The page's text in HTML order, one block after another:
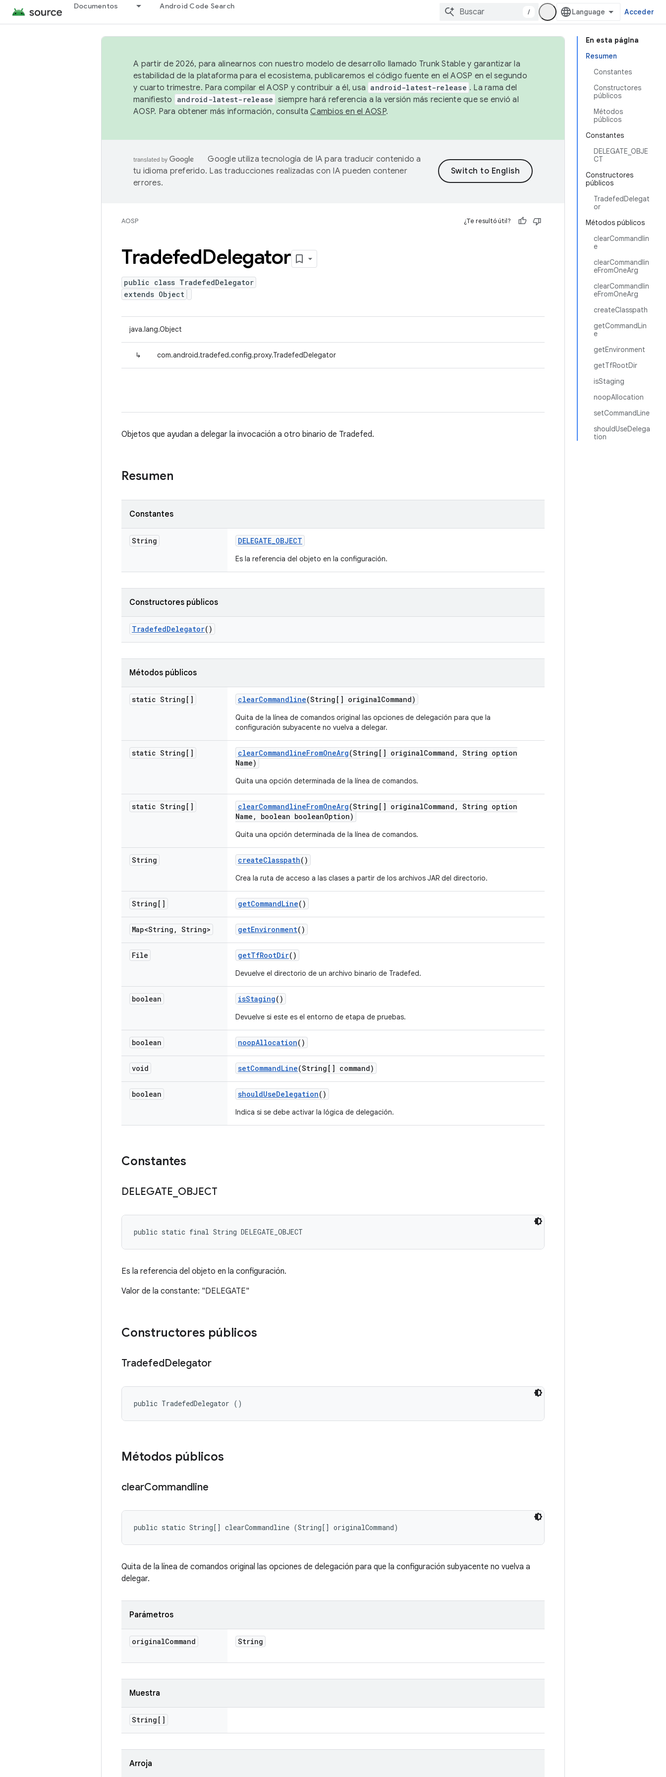
Documentos Android Code Search
/ Acceder
En esta página
Resumen
Constantes
Constructores
públicos
Métodos
públicos
Constantes
DELEGATE_OBJE
CT
Constructores
públicos
TradefedDelegat
or
Métodos públicos
clearCommandlin
e
clearCommandlin
eFromOneArg
clearCommandlin
eFromOneArg
createClasspath
getCommandLin
e
getEnvironment
getTfRootDir
isStaging
noopAllocation
setCommandLine
shouldUseDelega
tion
A partir de 2026, para alinearnos con nuestro modelo de desarrollo llamado Trunk Stable y garantizar la
estabilidad de la plataforma para el ecosistema, publicaremos el código fuente en el AOSP en el segundo
y cuarto trimestre. Para compilar el AOSP y contribuir a él, usa android-latest-release . La rama del
manifiesto
android-latest-release siempre hará referencia a la versión más reciente que se envió al
AOSP. Para obtener más información, consultaCambios en el AOSP.
Google utiliza tecnología de IA para traducir contenido a
tu idioma preferido. Las traducciones realizadas con IA pueden contener
errores.
AOSP ¿Te resultó útil?
TradefedDelegator
public class TradefedDelegator
extends Object
java.lang.Object
↳ com.android.tradefed.config.proxy.TradefedDelegator
Objetos que ayudan a delegar la invocación a otro binario de Tradefed.
Resumen
Constantes
String DELEGATE_OBJECT
Es la referencia del objeto en la configuración.
Constructores públicos
TradefedDelegator()
Métodos públicos
static String[] clearCommandline(String[] originalCommand)
Quita de la línea de comandos original las opciones de delegación para que la
configuración subyacente no vuelva a delegar.
static String[] clearCommandlineFromOneArg(String[] originalCommand , String option
Name)
Quita una opción determinada de la línea de comandos.
static String[] clearCommandlineFromOneArg(String[] originalCommand , String option
Name , boolean booleanOption)
Quita una opción determinada de la línea de comandos.
String createClasspath()
Crea la ruta de acceso a las clases a partir de los archivos JAR del directorio.
String[] getCommandLine()
Map<String , String> getEnvironment()
File getTfRootDir()
Devuelve el directorio de un archivo binario de Tradefed.
boolean isStaging()
Devuelve si este es el entorno de etapa de pruebas.
boolean noopAllocation()
void setCommandLine(String[] command)
boolean shouldUseDelegation()
Indica si se debe activar la lógica de delegación.
Constantes
DELEGATE OBJECT
public static final String DELEGATE_OBJECT
Es la referencia del objeto en la configuración.
Valor de la constante: "DELEGATE"
Constructores públicos
TradefedDelegator
public TradefedDelegator ()
Métodos públicos
clearCommandline
public static String[] clearCommandline (String[] originalCommand)
Quita de la línea de comandos original las opciones de delegación para que la configuración subyacente no vuelva a
delegar.
Parámetros
originalCommand String
Muestra
String[]
Arroja